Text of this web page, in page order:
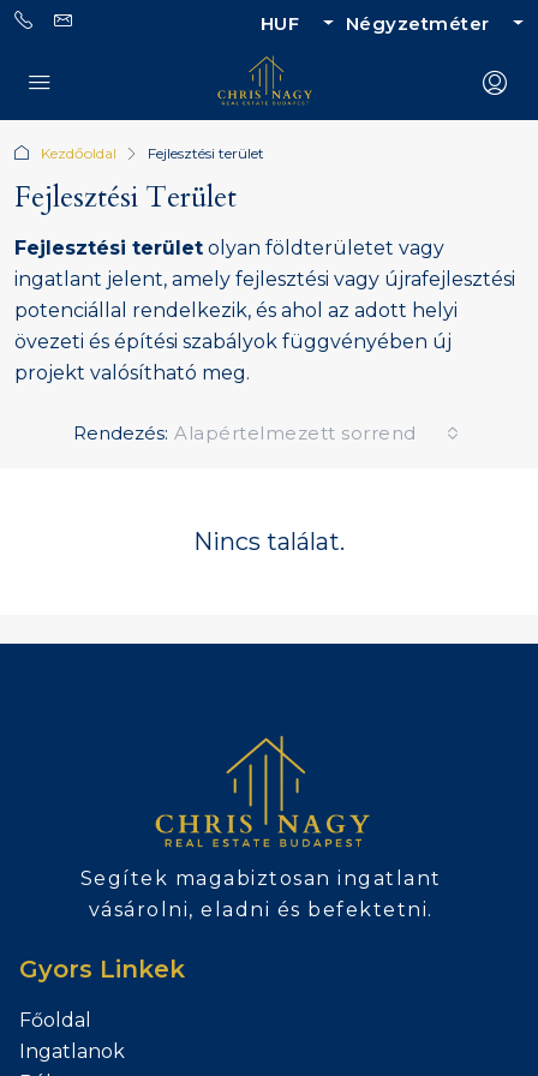
HUF Négyzetméter
Kezdőoldal Fejlesztési terület
Fejlesztési Terület
Fejlesztési terület olyan földterületet vagy
ingatlant jelent, amely fejlesztési vagy újrafejlesztési
potenciállal rendelkezik, és ahol az adott helyi
övezeti és építési szabályok függvényében új
projekt valósítható meg.
Rendezés: Alapértelmezett sorrend
Nincs találat.
Segítek magabiztosan ingatlant
vásárolni, eladni és befektetni.
Gyors Linkek
Főoldal
Ingatlanok